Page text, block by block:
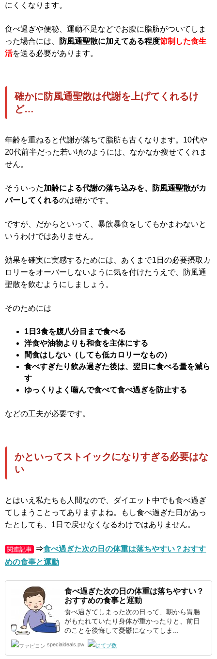
にくくなります。
食べ過ぎや便秘、運動不足などでお腹に脂肪がついてしま
った場合には、
防風通聖散に加えてある程度節制した食生
活を送る必要があります。
確かに防風通聖散は代謝を上げてくれるけ
ど…
年齢を重ねると代謝が落ちて脂肪も古くなります。10代や
20代前半だった若い頃のようには、なかなか痩せてくれま
せん。
そういった加齢による代謝の落ち込みを、防風通聖散がカ
バーしてくれるのは確かです。
ですが、だからといって、暴飲暴食をしてもかまわないと
いうわけではありません。
効果を確実に実感するためには、あくまで1日の必要摂取カ
ロリーをオーバーしないように気を付けたうえで、防風通
聖散を飲むようにしましょう。
そのためには
1日3食を腹八分目まで食べる
洋食や油物よりも和食を主体にする
間食はしない（しても低カロリーなもの）
食べすぎたり飲み過ぎた後は、翌日に食べる量を減ら
す
ゆっくりよく噛んで食べて食べ過ぎを防止する
などの工夫が必要です。
かといってストイックになりすぎる必要はな
い
とはいえ私たちも人間なので、ダイエット中でも食べ過ぎ
てしまうことってありますよね。もし食べ過ぎた日があっ
たとしても、1日で戻せなくなるわけではありません。
関連記事 ⇒食べ過ぎた次の日の体重は落ちやすい？おすす
めの食事と運動
食べ過ぎた次の日の体重は落ちやすい？
おすすめの食事と運動
食べ過ぎてしまった次の日って、朝から胃腸
がもたれていたり身体が重かったりと、前日
のことを後悔して憂鬱になってしま...
specialdeals.pw